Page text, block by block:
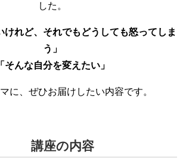
した。
けれど、それでもどうしても怒ってしま
う」
「そんな自分を変えたい」
に、ぜひお届けしたい内容です。
講座の内容